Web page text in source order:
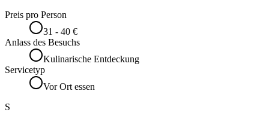
Preis pro Person
31 - 40 €
Anlass des Besuchs
Kulinarische Entdeckung
Servicetyp
Vor Ort essen
S